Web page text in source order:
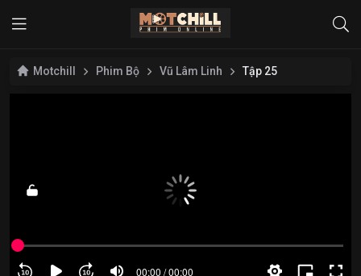
Motchill Phim Bộ Vũ Lâm Linh Tập 25